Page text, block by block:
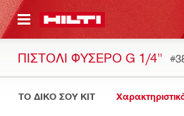
ΕΛΕΓΞΕΙΣ ΤΟ ΠΑΚΕΤΟ ΠΟΥ ΕΧΕΙΣ
ΠΙΣΤΌΛΙ ΦΥΣΕΡΌ G 1/4"
ΤΟ ΔΙΚΟ ΣΟΥ KIT